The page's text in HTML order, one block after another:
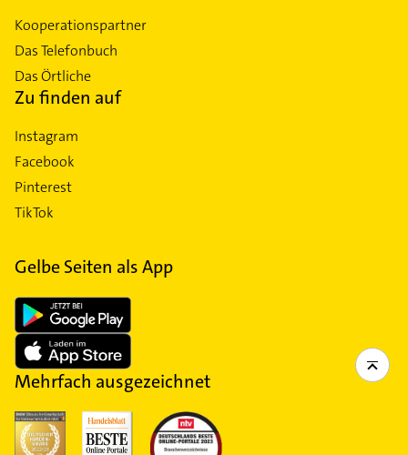
Kooperationspartner
Das Telefonbuch
Das Örtliche
Zu finden auf
Instagram
Facebook
Pinterest
TikTok
Gelbe Seiten als App
Mehrfach ausgezeichnet